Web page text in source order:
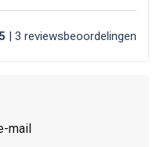
| 3 reviewsbeoordelingen
mail